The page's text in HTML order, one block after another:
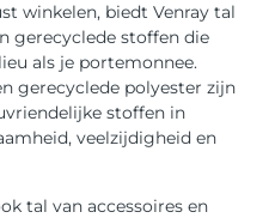
winkelen, biedt Venray tal
gerecyclede stoffen die
als je portemonnee.
gerecyclede polyester zijn
stoffen in
veelzijdigheid en
tal van accessoires en